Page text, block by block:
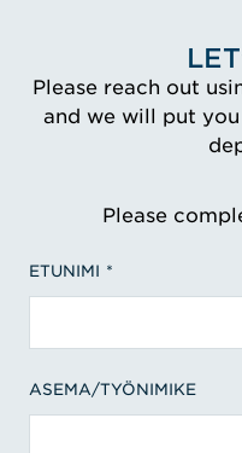
Please reach out
and we will put
Please
ETUNIMI
ASEMA/TYÖNIMIKE